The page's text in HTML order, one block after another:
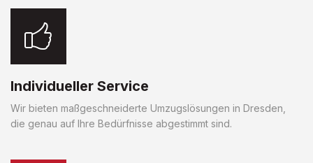
Individueller Service
Wir bieten maßgeschneiderte Umzugslösungen in Dresden,
die genau auf Ihre Bedürfnisse abgestimmt sind.